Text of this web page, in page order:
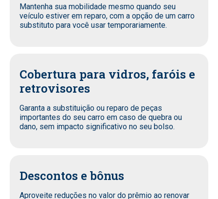
Mantenha sua mobilidade mesmo quando seu
veículo estiver em reparo, com a opção de um carro
substituto para você usar temporariamente.
Cobertura para vidros, faróis e
retrovisores
Garanta a substituição ou reparo de peças
importantes do seu carro em caso de quebra ou
dano, sem impacto significativo no seu bolso.
Descontos e bônus
Aproveite reduções no valor do prêmio ao renovar